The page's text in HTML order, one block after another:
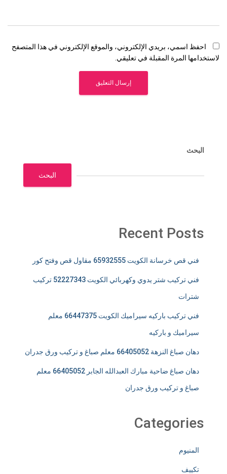
احفظ اسمي، بريدي الإلكتروني، والموقع الإلكتروني في هذا المتصفح
لاستخدامها المرة المقبلة في تعليقي.
البحث
البحث
Recent Posts
فني قص خرسانة الكويت 65932555 مقاول قص وفتح كور
فني تركيب شتر يدوي وكهربائي الكويت 52227343 تركيب
شترات
فني تركيب باركيه سيراميك الكويت 66447375 معلم
سيراميك و باركيه
دهان صباغ النزهة 66405052 معلم صباغ و تركيب ورق جدران
دهان صباغ ضاحية مبارك العبدالله الجابر 66405052 معلم
صباغ و تركيب ورق جدران
Categories
المنيوم
تكييف